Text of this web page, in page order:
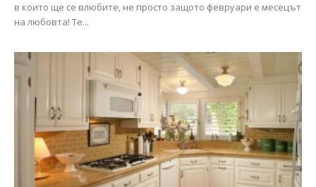
в които ще се влюбите, не просто защото февруари е месецът
на любовта! Те...